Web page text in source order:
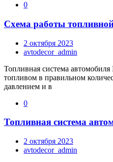
0
Схема работы
2 октября 2023
avtodecor_admin
Топливная система
топливом в правильном
давлением и в
0
Топливная система
2 октября 2023
avtodecor_admin